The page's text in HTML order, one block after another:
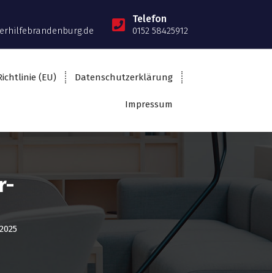
Telefon
0152 58425912
(EU) Datenschutzerklärung
Impressum